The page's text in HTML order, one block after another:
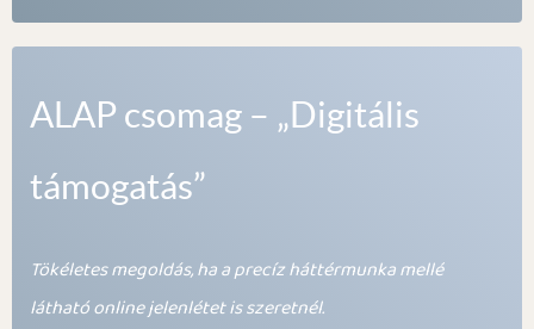
ALAP csomag – „Digitális
támogatás”
Tökéletes megoldás, ha a precíz háttérmunka mellé
látható online jelenlétet is szeretnél.